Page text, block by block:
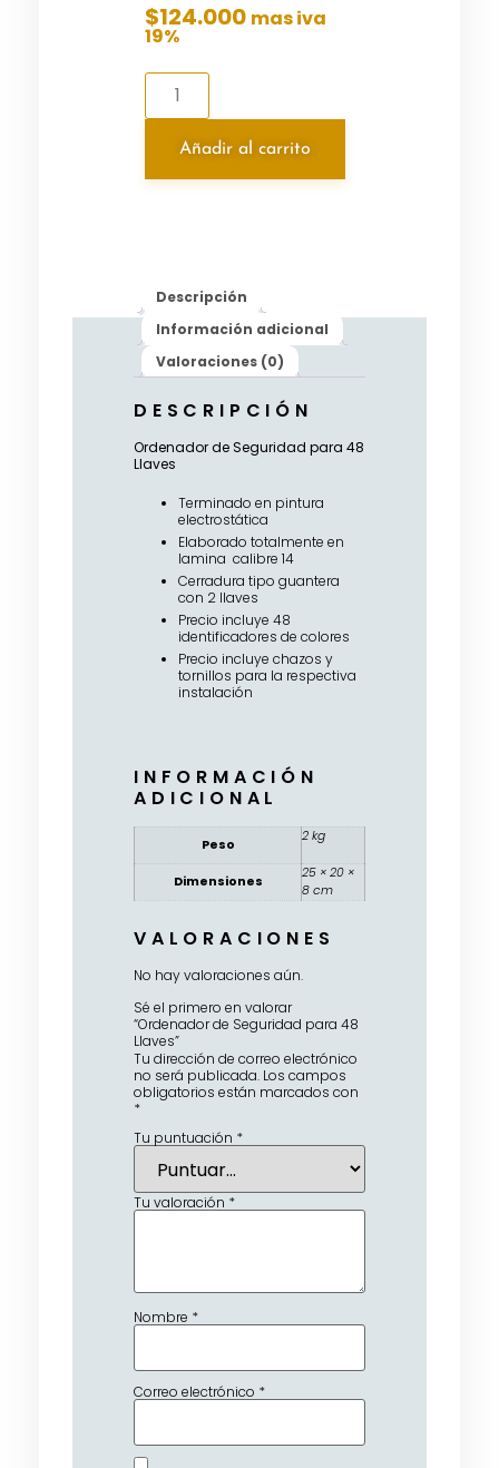
$124.000 mas iva
19%
Añadir al carrito
Descripción
Información adicional
Valoraciones (0)
DESCRIPCIÓN
Ordenador de Seguridad para 48
Llaves
Terminado en pintura
electrostática
Elaborado totalmente en
lamina calibre 14
Cerradura tipo guantera
con 2 llaves
Precio incluye 48
identificadores de colores
Precio incluye chazos y
tornillos para la respectiva
instalación
INFORMACIÓN
ADICIONAL
Peso
2 kg
Dimensiones
25 × 20 ×
8 cm
VALORACIONES
No hay valoraciones aún.
Sé el primero en valorar
“Ordenador de Seguridad para 48
Llaves”
Tu dirección de correo electrónico
no será publicada. Los campos
obligatorios están marcados con
*
Tu puntuación *
Tu valoración *
Nombre *
Correo electrónico *